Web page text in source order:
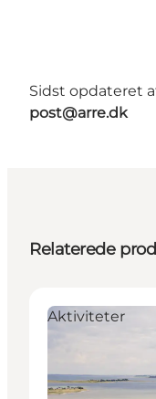
Sidst opdateret
post@arre.dk
Relaterede
Aktiviteter